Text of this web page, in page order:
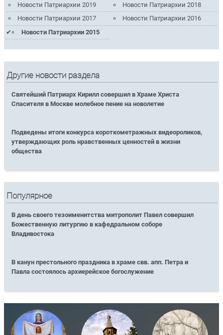
Новости Патриархии 2019
Новости Патриархии 2018
Новости Патриархии 2017
Новости Патриархии 2016
Новости Патриархии 2015
Другие новости раздела
Святейший Патриарх Кирилл совершил в Храме Христа
Спасителя в Москве молебное пение на новолетие
Подведены итоги конкурса короткометражных видеороликов,
утверждающих роль нравственных ценностей в жизни
общества
Популярное
В день своего тезоименитства митрополит Павел совершил
Божественную литургию в кафедральном соборе
Владивостока
В канун престольного праздника в храме свв. апп. Петра и
Павла состоялось архиерейское богослужение